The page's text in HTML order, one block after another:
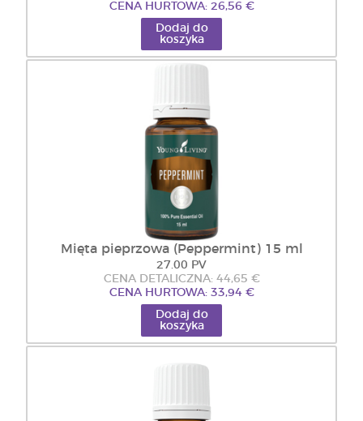
CENA HURTOWA: 26,56 €
Dodaj do
koszyka
Mięta pieprzowa (Peppermint) 15 ml
27.00 PV
CENA DETALICZNA: 44,65 €
CENA HURTOWA: 33,94 €
Dodaj do
koszyka